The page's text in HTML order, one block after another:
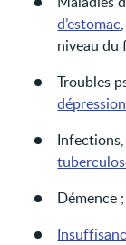
d’estomac,
niveau du
Troubles
dépression
Démence ;